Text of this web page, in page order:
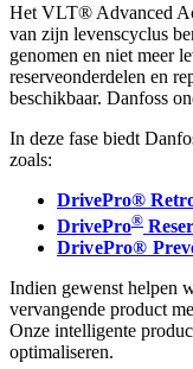
Het VLT® Advanced
van zijn levenscyclus
genomen en niet meer
reserveonderdelen en
beschikbaar. Danfoss
In deze fase biedt
zoals:
DrivePro®
DrivePro®
DrivePro®
Indien gewenst helpen
vervangende product
Onze intelligente
optimaliseren.